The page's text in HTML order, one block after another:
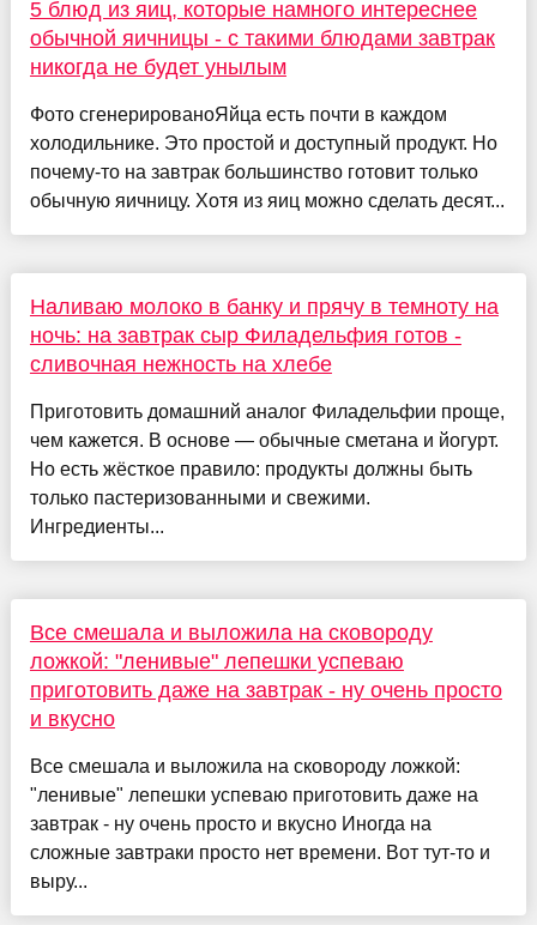
5 блюд из яиц, которые намного интереснее
обычной яичницы - с такими блюдами завтрак
никогда не будет унылым
Фото сгенерированоЯйца есть почти в каждом
холодильнике. Это простой и доступный продукт. Но
почему-то на завтрак большинство готовит только
обычную яичницу. Хотя из яиц можно сделать десят...
Наливаю молоко в банку и прячу в темноту на
ночь: на завтрак сыр Филадельфия готов -
сливочная нежность на хлебе
Приготовить домашний аналог Филадельфии проще,
чем кажется. В основе — обычные сметана и йогурт.
Но есть жёсткое правило: продукты должны быть
только пастеризованными и свежими.
Ингредиенты...
Все смешала и выложила на сковороду
ложкой: "ленивые" лепешки успеваю
приготовить даже на завтрак - ну очень просто
и вкусно
Все смешала и выложила на сковороду ложкой:
"ленивые" лепешки успеваю приготовить даже на
завтрак - ну очень просто и вкусно Иногда на
сложные завтраки просто нет времени. Вот тут-то и
выру...